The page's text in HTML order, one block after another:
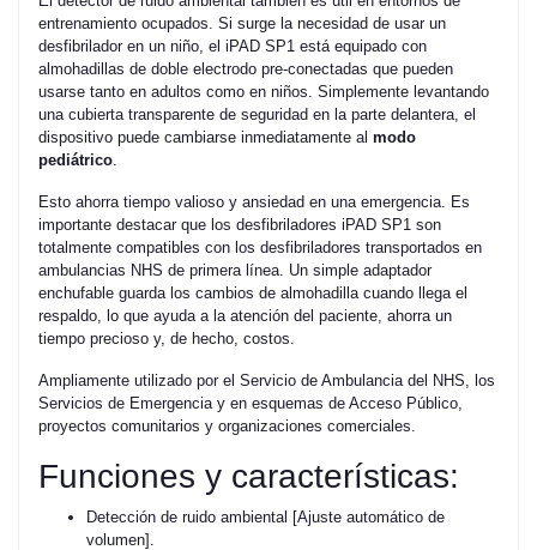
entrenamiento ocupados. Si surge la necesidad de usar un
desfibrilador en un niño, el iPAD SP1 está equipado con
almohadillas de doble electrodo pre-conectadas que pueden
usarse tanto en adultos como en niños. Simplemente levantando
una cubierta transparente de seguridad en la parte delantera, el
dispositivo puede cambiarse inmediatamente al modo
pediátrico
Esto ahorra tiempo valioso y ansiedad en una emergencia. Es
importante destacar que los desfibriladores iPAD SP1 son
totalmente compatibles con los desfibriladores transportados en
ambulancias NHS de primera línea. Un simple adaptador
enchufable guarda los cambios de almohadilla cuando llega el
respaldo, lo que ayuda a la atención del paciente, ahorra un
tiempo precioso y, de hecho, costos.
Ampliamente utilizado por el Servicio de Ambulancia del NHS, los
Servicios de Emergencia y en esquemas de Acceso Público,
proyectos comunitarios y organizaciones comerciales.
Funciones y características:
Detección de ruido ambiental [Ajuste automático de
volumen].